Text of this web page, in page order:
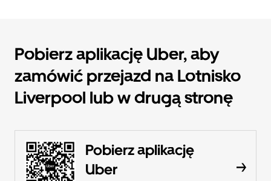
Pobierz aplikację Uber, aby
zamówić przejazd na Lotnisko
Liverpool lub w drugą stronę
Pobierz aplikację
Uber